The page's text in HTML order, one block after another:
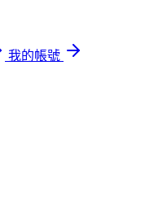
我的帳號